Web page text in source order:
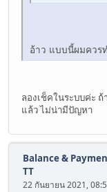
อ้าว แบบนี้ผมควร
ลองเช็คในระบบค่ะ
แล้ว ไม่น่ามีปัญหา
Balance &
TT
22 กันยายน 2021,